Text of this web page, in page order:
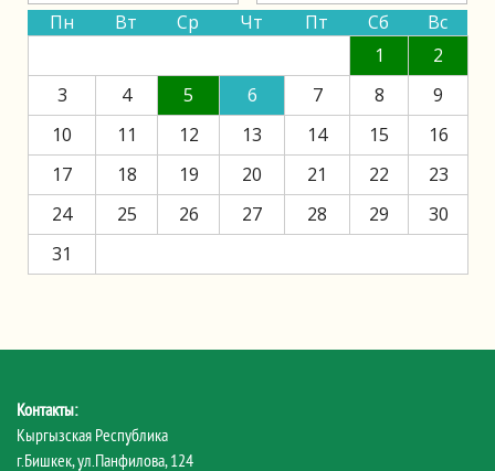
Пн Вт Ср Чт Пт Сб
Вс
1
2
3
4 5 6 7 8
9
10
11 12 13 14 15
16
17
18 19 20 21 22
23
24
25 26 27 28 29
30
31
Контакты:
Кыргызская Республика
г.Бишкек, ул.Панфилова, 124